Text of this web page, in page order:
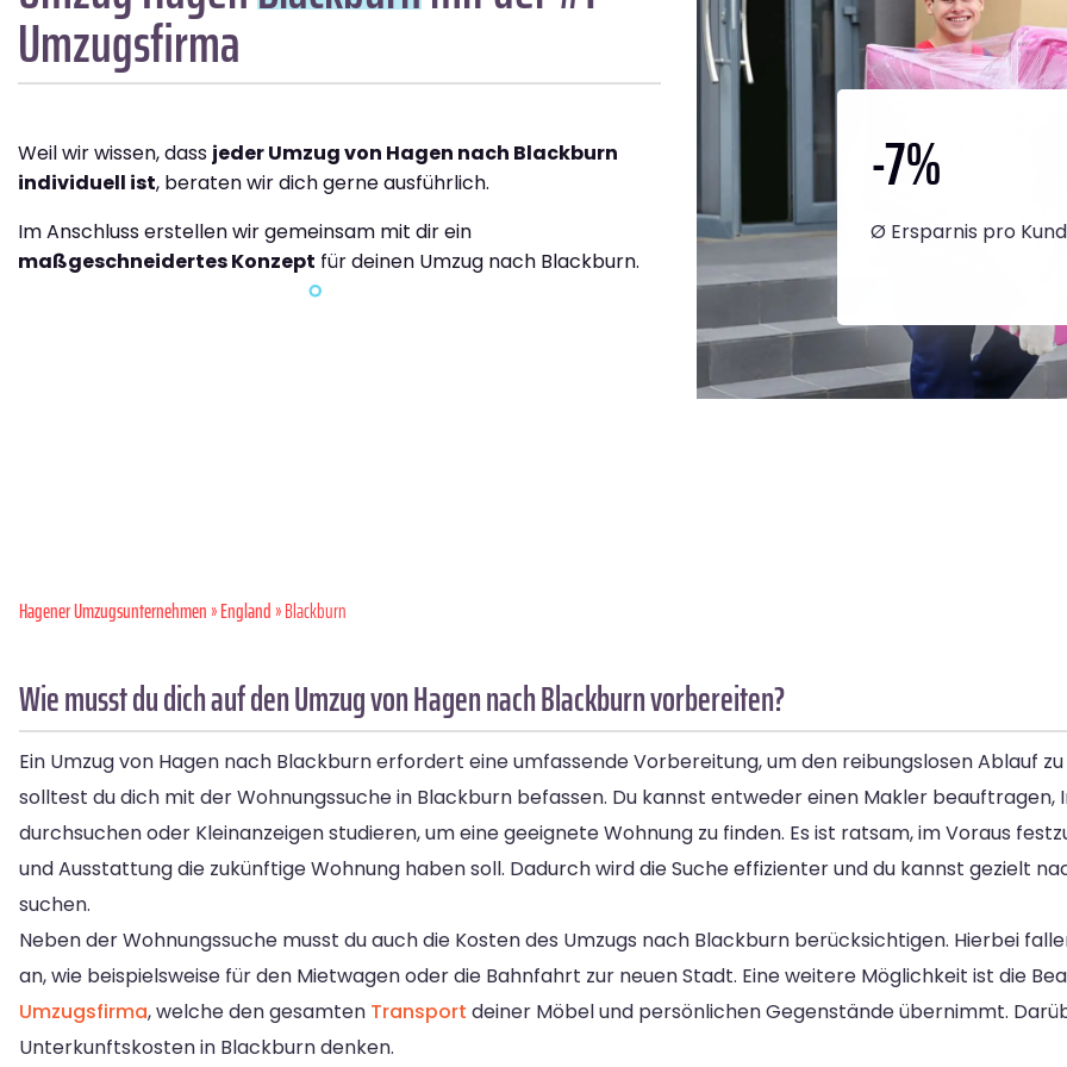
Umzugsfirma
Weil wir wissen, dass jeder Umzug von Hagen nach Blackburn
individuell ist, beraten wir dich gerne ausführlich.
Im Anschluss erstellen wir gemeinsam mit dir ein
maßgeschneidertes Konzept für deinen Umzug nach Blackburn.
-7%
Ø Ersparnis pro
Hagener Umzugsunternehmen»England» Blackburn
Wie musst du dich auf den Umzug von Hagen nach Blackburn vorbereiten?
Ein Umzug von Hagen nach Blackburn erfordert eine umfassende Vorbereitung, um den reibungslosen Ablauf
solltest du dich mit der Wohnungssuche in Blackburn befassen. Du kannst entweder einen Makler
durchsuchen oder Kleinanzeigen studieren, um eine geeignete Wohnung zu finden. Es ist ratsam, im Voraus
und Ausstattung die zukünftige Wohnung haben soll. Dadurch wird die Suche effizienter und du kannst gezielt
suchen.
Neben der Wohnungssuche musst du auch die Kosten des Umzugs nach Blackburn berücksichtigen. Hierbei
an, wie beispielsweise für den Mietwagen oder die Bahnfahrt zur neuen Stadt. Eine weitere Möglichkeit ist die
Umzugsfirma, welche den gesamten Transport deiner Möbel und persönlichen Gegenstände übernimmt.
Unterkunftskosten in Blackburn denken.